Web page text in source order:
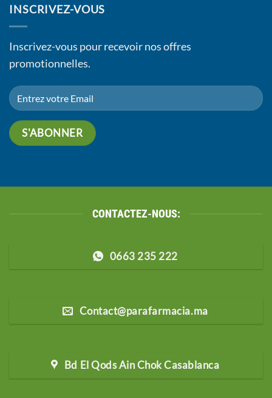
INSCRIVEZ-VOUS
Inscrivez-vous pour recevoir nos offres
promotionnelles.
CONTACTEZ-NOUS:
0663 235 222
Contact@parafarmacia.ma
Bd El Qods Ain Chok Casablanca